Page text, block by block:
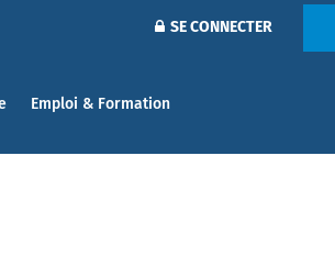
SE CONNECTER
Emploi & Formation